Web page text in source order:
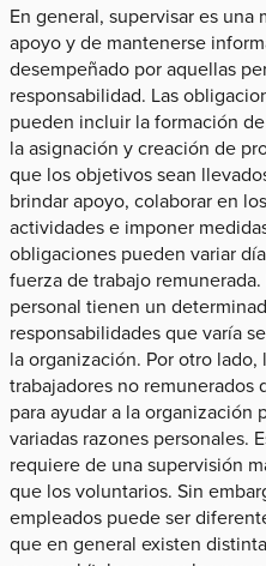
En general, supervisar es una
apoyo y de mantenerse
desempeñado por aquellas
responsabilidad. Las
pueden incluir la formación
la asignación y creación de
que los objetivos sean
brindar apoyo, colaborar en
actividades e imponer
obligaciones pueden variar
fuerza de trabajo
personal tienen un
responsabilidades que varía
la organización. Por otro lado,
trabajadores no remunerados
para ayudar a la organización
variadas razones personales.
requiere de una supervisión
que los voluntarios. Sin
empleados puede ser
que en general existen